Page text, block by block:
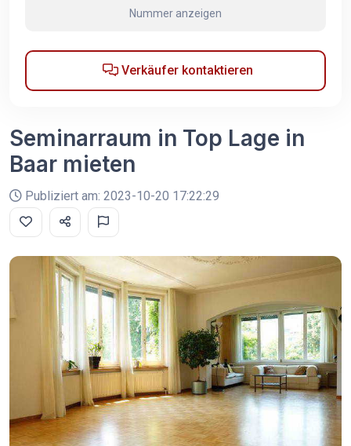
Nummer anzeigen
Verkäufer kontaktieren
Seminarraum in Top Lage in
Baar mieten
Publiziert am: 2023-10-20 17:22:29